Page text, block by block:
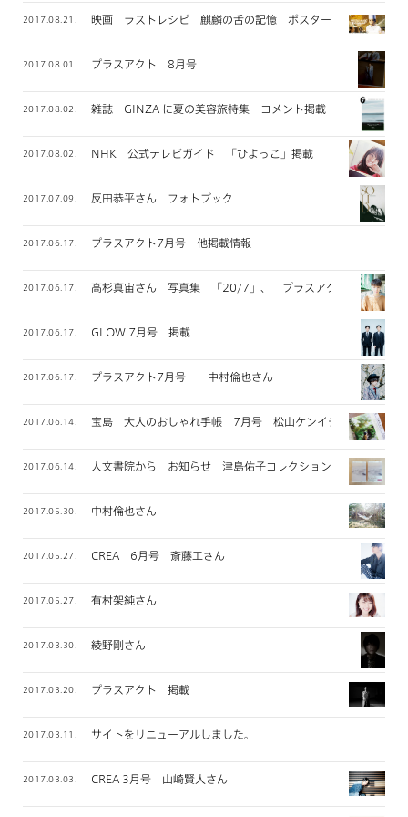
2017.08.21. 映画 ラストレシピ 麒麟の舌の記憶 ポスタービジュアル
2017.08.01. プラスアクト 8月号
2017.08.02. 雑誌 GINZA に夏の美容旅特集 コメント掲載
2017.08.02. NHK 公式テレビガイド 「ひよっこ」掲載
2017.07.09. 反田恭平さん フォトブック
2017.06.17. プラスアクト7月号 他掲載情報
2017.06.17. 高杉真宙さん 写真集 「20/7」、 プラスアクト掲載
2017.06.17. GLOW 7月号 掲載
2017.06.17. プラスアクト7月号 中村倫也さん
2017.06.14. 宝島 大人のおしゃれ手帳 7月号 松山ケンイチさん
2017.06.14. 人文書院から お知らせ 津島佑子コレクション
2017.05.30. 中村倫也さん
2017.05.27. CREA 6月号 斎藤工さん
2017.05.27. 有村架純さん
2017.03.30. 綾野剛さん
2017.03.20. プラスアクト 掲載
2017.03.11. サイトをリニューアルしました。
2017.03.03. CREA 3月号 山崎賢人さん